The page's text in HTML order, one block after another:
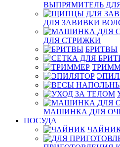
ВЫПРЯМИТЕЛЬ
ДЛЯ ЗАВИВКИ
ДЛЯ СТРИЖКИ
БРИТВЫ
МАШИНКА ДЛЯ
ПОСУДА